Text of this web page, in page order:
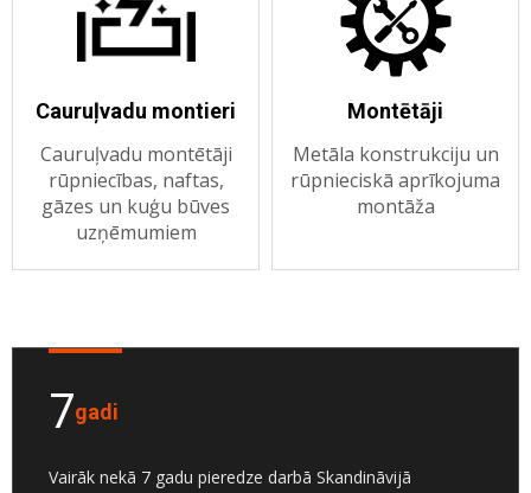
Cauruļvadu montieri
Cauruļvadu montētāji
rūpniecības, naftas,
gāzes un kuģu būves
uzņēmumiem
Montētāji
Metāla konstrukciju un
rūpnieciskā aprīkojuma
montāža
7gadi
Vairāk nekā 7 gadu pieredze darbā Skandināvijā